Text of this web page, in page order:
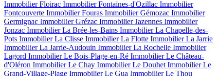
Immobilier Floirac Immobilier Fontaines-d'Ozillac Immobilier
Fontcouverte Immobilier Fouras Immobilier Gémozac Immobilier
Germignac Immobilier Grézac Immobilier Jazennes Immobilier
Jonzac Immobilier La Brée-les-Bains Immobilier La Chapelle-des-
Pots Immobilier La Clisse Immobilier La Flotte Immobilier La Jarrie
Immobilier La Jarrie-Audouin Immobilier La Rochelle Immobilier
Lagord Immobilier Le Bois-Plage-en-Ré Immobilier Le Château-
d'Oléron Immobilier Le Chay Immobilier Le Douhet Immobilier Le
Grand-Village-Plage Immobilier Le Gua Immobilier Le Thou